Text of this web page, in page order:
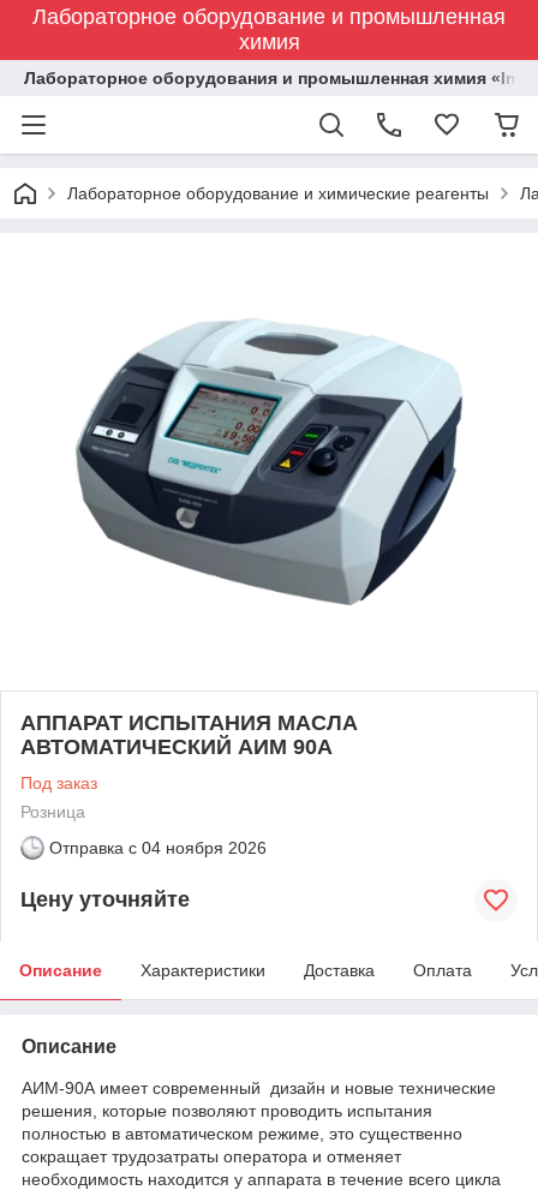
Лабораторное оборудование и промышленная
химия
Лабораторное оборудования и промышленная химия
Лабораторное оборудование и химические реагенты
АППАРАТ ИСПЫТАНИЯ МАСЛА
АВТОМАТИЧЕСКИЙ АИМ 90А
Под заказ
Розница
Отправка с 04 ноября 2026
Цену уточняйте
Описание Характеристики Доставка Оплата
Описание
АИМ-90А имеет современный дизайн и новые технические
решения, которые позволяют проводить испытания
полностью в автоматическом режиме, это существенно
сокращает трудозатраты оператора и отменяет
необходимость находится у аппарата в течение всего цикла